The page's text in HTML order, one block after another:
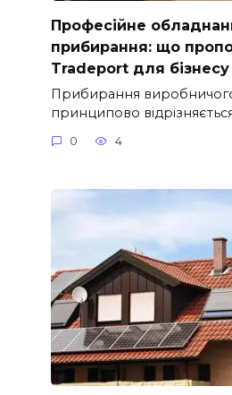
Професійне
прибирання: що
Tradeport для бізнесу
Прибирання
принципово
0 4